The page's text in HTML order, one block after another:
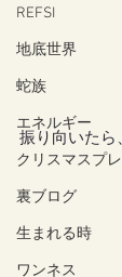
REFSI
地底世界
蛇族
エネルギー
クリスマスプ
裏ブログ
生まれる時
ワンネス
振り向いたら